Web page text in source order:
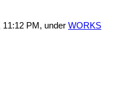
11:12 PM, under WORKS